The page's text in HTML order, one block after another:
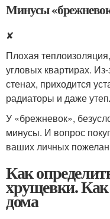
Минусы
✘
Плохая
угловых квартирах.
стенах, приходится
радиаторы и даже
У «брежневок»,
минусы. И вопрос
ваших личных
Как
хрущевки.
дома